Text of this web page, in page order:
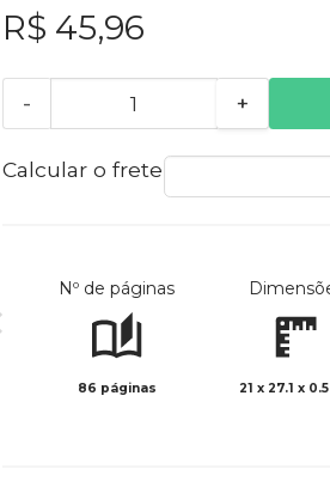
R$ 45,96
- +
Calcular o frete
Nº de páginas
86 páginas 21 x 27.1 x